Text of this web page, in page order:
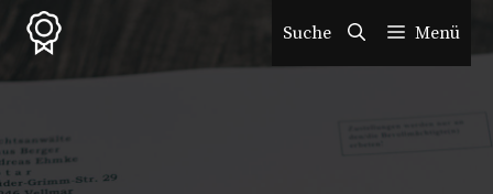
Zum
Inhalt
springen
Suche Menü